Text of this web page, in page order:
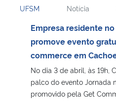
Ministério da Cidadania
Ministério da Saúde
Ministério de Minas e Energia
Ministério da Ciência, Tecnologia,
UFSM Notícia
Empresa residente no
promove evento
commerce em
No dia 3 de abril, às 19h,
palco do evento Jornada
promovido pela Get